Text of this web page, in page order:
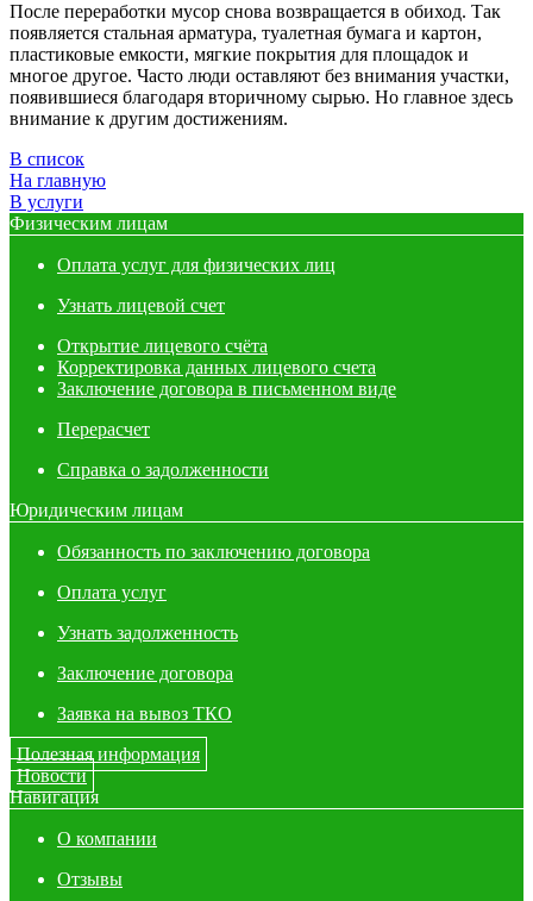
После переработки мусор снова возвращается в обиход. Так
появляется стальная арматура, туалетная бумага и картон,
пластиковые емкости, мягкие покрытия для площадок и
многое другое. Часто люди оставляют без внимания участки,
появившиеся благодаря вторичному сырью. Но главное здесь
внимание к другим достижениям.
В список
На главную
В услуги
Физическим лицам
Оплата услуг для физических лиц
Узнать лицевой счет
Открытие лицевого счёта
Корректировка данных лицевого счета
Заключение договора в письменном виде
Перерасчет
Справка о задолженности
Юридическим лицам
Обязанность по заключению договора
Оплата услуг
Узнать задолженность
Заключение договора
Заявка на вывоз ТКО
Полезная информация
Новости
Навигация
О компании
Отзывы